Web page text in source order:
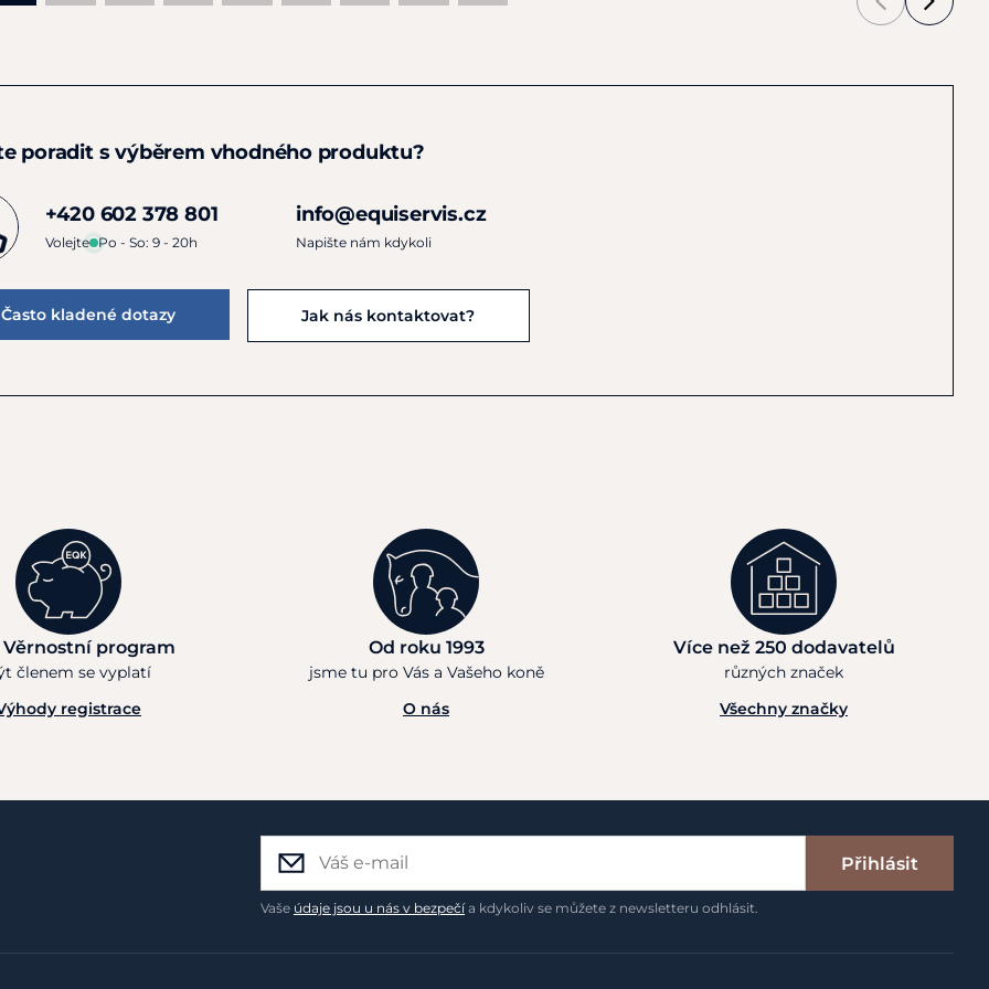
poradit s výběrem vhodného produktu?
+420 602 378 801
Volejte Po - So: 9 - 20h
info@equiservis.cz
Napište nám kdykoli
Často kladené dotazy Jak nás kontaktovat?
Věrnostní program
členem se vyplatí
registrace
Od roku 1993
jsme tu pro Vás a Vašeho koně
O nás
Více než 250 dodavatelů
různých značek
Všechny značky
Přihlásit
Vaše údaje jsou u nás v bezpečía kdykoliv se můžete z newsletteru odhlásit.